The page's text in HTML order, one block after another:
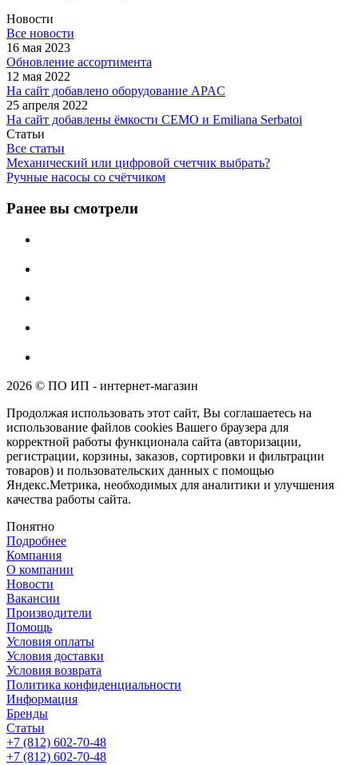
Новости
Все новости
16 мая 2023
Обновление ассортимента
12 мая 2022
На сайт добавлено оборудование APAC
25 апреля 2022
На сайт добавлены ёмкости CEMO и Emiliana Serbatoi
Статьи
Все статьи
Механический или цифровой счетчик выбрать?
Ручные насосы со счётчиком
Ранее вы смотрели
2026 © ПО ИП - интернет-магазин
Продолжая использовать этот сайт, Вы соглашаетесь на
использование файлов cookies Вашего браузера для
корректной работы функционала сайта (авторизации,
регистрации, корзины, заказов, сортировки и фильтрации
товаров) и пользовательских данных с помощью
Яндекс.Метрика, необходимых для аналитики и улучшения
качества работы сайта.
Понятно
Подробнее
Компания
О компании
Новости
Вакансии
Производители
Помощь
Условия оплаты
Условия доставки
Условия возврата
Политика конфиденциальности
Информация
Бренды
Статьи
+7 (812) 602-70-48
+7 (812) 602-70-48